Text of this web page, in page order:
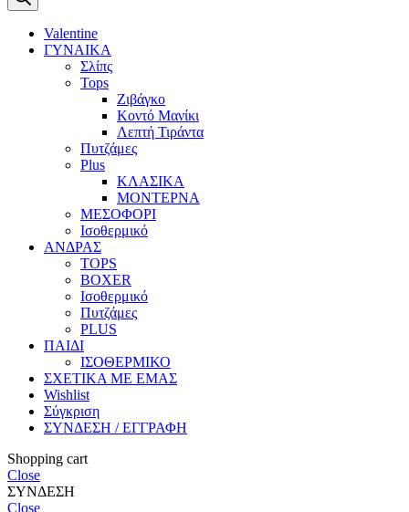
Valentine
ΓΥΝΑΙΚΑ
Σλίπς
Tops
Ζιβάγκο
Κοντό Μανίκι
Λεπτή Τιράντα
Πυτζάμες
Plus
ΚΛΑΣΙΚΑ
ΜΟΝΤΕΡΝΑ
ΜΕΣΟΦΟΡΙ
Ισοθερμικό
ΑΝΔΡΑΣ
TOPS
BOXER
Ισοθερμικό
Πυτζάμες
PLUS
ΠΑΙΔΙ
ΙΣΟΘΕΡΜΙΚΟ
ΣΧΕΤΙΚΑ ΜΕ ΕΜΑΣ
Wishlist
Σύγκριση
ΣΥΝΔΕΣΗ / ΕΓΓΡΑΦΗ
Shopping cart
Close
ΣΥΝΔΕΣΗ
Close